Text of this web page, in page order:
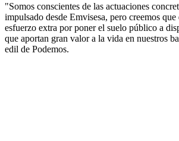
"Somos conscientes de las actuaciones
impulsado desde Emvisesa, pero creemos que
esfuerzo extra por poner el suelo público a
que aportan gran valor a la vida en nuestros
edil de Podemos.